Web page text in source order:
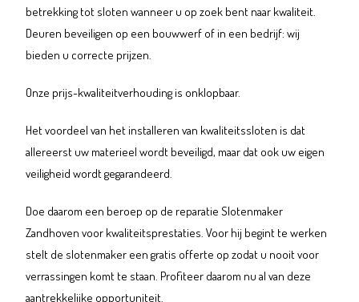
betrekking tot sloten wanneer u op zoek bent naar kwaliteit.
Deuren beveiligen op een bouwwerf of in een bedrijf: wij
bieden u correcte prijzen.
Onze prijs-kwaliteitverhouding is onklopbaar.
Het voordeel van het installeren van kwaliteitssloten is dat
allereerst uw materieel wordt beveiligd, maar dat ook uw eigen
veiligheid wordt gegarandeerd.
Doe daarom een beroep op de reparatie Slotenmaker
Zandhoven voor kwaliteitsprestaties. Voor hij begint te werken
stelt de slotenmaker een gratis offerte op zodat u nooit voor
verrassingen komt te staan. Profiteer daarom nu al van deze
aantrekkelijke opportuniteit.